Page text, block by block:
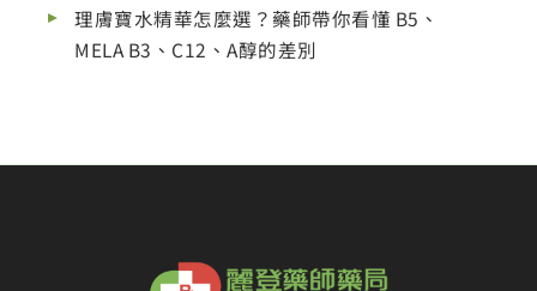
理膚寶水精華怎麼選？藥師帶你看懂 B5、
MELA B3、C12、A醇的差別